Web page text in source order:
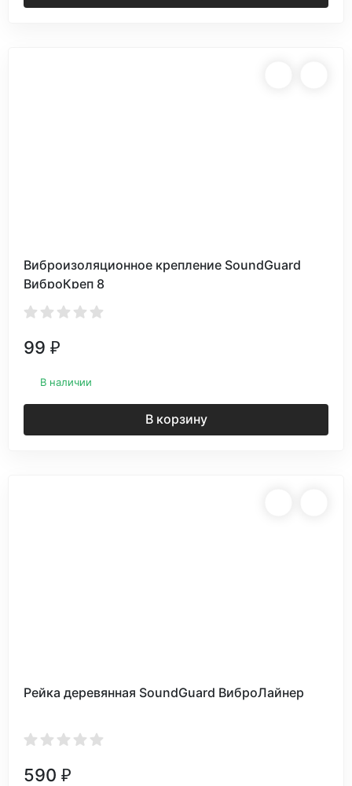
Виброизоляционное крепление SoundGuard
ВиброКреп 8
99 ₽
В наличии
В корзину
Рейка деревянная SoundGuard ВиброЛайнер
590 ₽